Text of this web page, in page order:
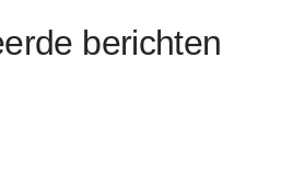
berichten